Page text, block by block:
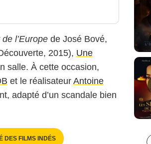
l’Europe de José Bové,
2015), Une
salle. À cette occasion,
et le réalisateur Antoine
adapté d’un scandale bien
DES FILMS INDÉS